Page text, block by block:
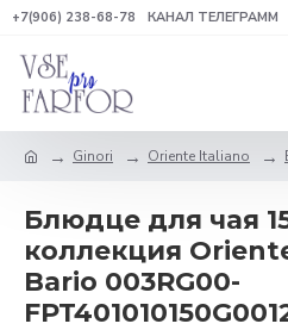
+7(906) 238-68-78 КАНАЛ ТЕЛЕГРАММ
Ginori Oriente Italiano
Блюдце для чая
коллекция
Bario 003RG00-